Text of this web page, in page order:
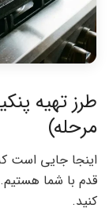
طرز تهیه
مرحله)
اینجا جایی است
قدم با شما هستیم.
کنید.